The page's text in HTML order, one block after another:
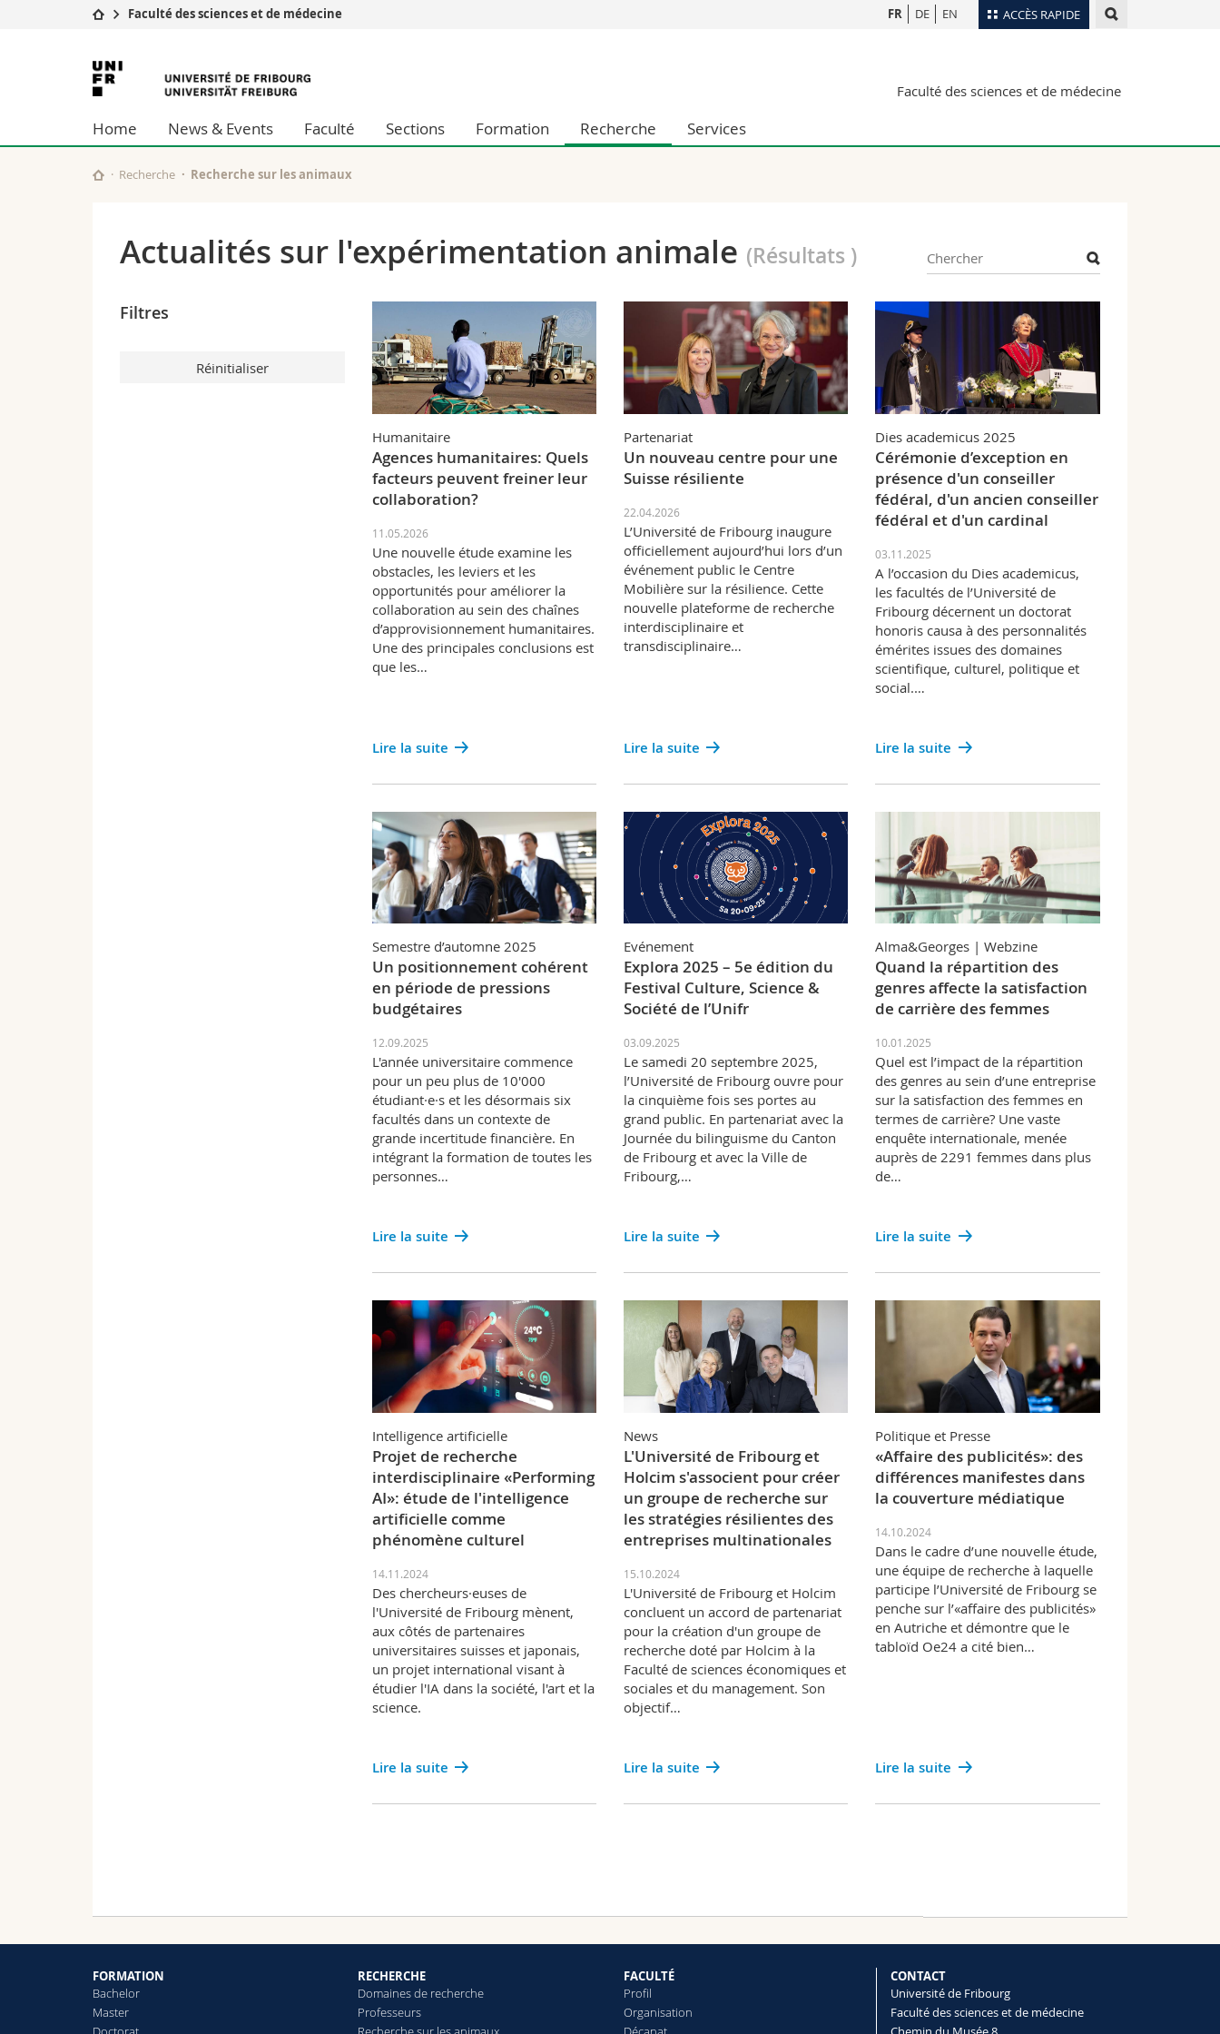
ACCÈS RAPIDE
Université
Recherche
Université
Formation continue
Sciences économiques et sociales et management
Lettres et sciences humaines
Sciences de l'éducation et de la formation
Médias
Chercheurs
Plan d'accès
Webmail
FR DE EN
Faculté des sciences et de médecine
Université
de
Fribourg
Faculté des sciences et de médecine
Home News & Events Faculté Sections Formation Recherche Services
Recherche Recherche sur les animaux
Actualités sur l'expérimentation animale (Résultats )
Filtres
Humanitaire
Agences humanitaires: Quels
facteurs peuvent freiner leur
collaboration?
11.05.2026
Une nouvelle étude examine les
obstacles, les leviers et les
opportunités pour améliorer la
collaboration au sein des chaînes
d’approvisionnement humanitaires.
Une des principales conclusions est
que les…
Lire la suite
Partenariat
Un nouveau centre pour une
Suisse résiliente
22.04.2026
L’Université de Fribourg inaugure
officiellement aujourd’hui lors d’un
événement public le Centre
Mobilière sur la résilience. Cette
nouvelle plateforme de recherche
interdisciplinaire et
transdisciplinaire…
Lire la suite
Dies academicus 2025
Cérémonie d’exception en
présence d'un conseiller
fédéral, d'un ancien conseiller
fédéral et d'un cardinal
03.11.2025
A l’occasion du Dies academicus,
les facultés de l’Université de
Fribourg décernent un doctorat
honoris causa à des personnalités
émérites issues des domaines
scientifique, culturel, politique et
social.…
Lire la suite
Semestre d’automne 2025
Un positionnement cohérent
en période de pressions
budgétaires
12.09.2025
L'année universitaire commence
pour un peu plus de 10'000
étudiant·e·s et les désormais six
facultés dans un contexte de
grande incertitude financière. En
intégrant la formation de toutes les
personnes…
Lire la suite
Evénement
Explora 2025 – 5e édition du
Festival Culture, Science &
Société de l’Unifr
03.09.2025
Le samedi 20 septembre 2025,
l’Université de Fribourg ouvre pour
la cinquième fois ses portes au
grand public. En partenariat avec la
Journée du bilinguisme du Canton
de Fribourg et avec la Ville de
Fribourg,…
Lire la suite
Alma&Georges | Webzine
Quand la répartition des
genres affecte la satisfaction
de carrière des femmes
10.01.2025
Quel est l’impact de la répartition
des genres au sein d’une entreprise
sur la satisfaction des femmes en
termes de carrière? Une vaste
enquête internationale, menée
auprès de 2291 femmes dans plus
de…
Lire la suite
Intelligence artificielle
Projet de recherche
interdisciplinaire «Performing
AI»: étude de l'intelligence
artificielle comme
phénomène culturel
14.11.2024
Des chercheurs·euses de
l'Université de Fribourg mènent,
aux côtés de partenaires
universitaires suisses et japonais,
un projet international visant à
étudier l'IA dans la société, l'art et la
science.
Lire la suite
News
L'Université de Fribourg et
Holcim s'associent pour créer
un groupe de recherche sur
les stratégies résilientes des
entreprises multinationales
15.10.2024
L'Université de Fribourg et Holcim
concluent un accord de partenariat
pour la création d'un groupe de
recherche doté par Holcim à la
Faculté de sciences économiques et
sociales et du management. Son
objectif…
Lire la suite
Politique et Presse
«Affaire des publicités»: des
différences manifestes dans
la couverture médiatique
14.10.2024
Dans le cadre d’une nouvelle étude,
une équipe de recherche à laquelle
participe l’Université de Fribourg se
penche sur l’«affaire des publicités»
en Autriche et démontre que le
tabloïd Oe24 a cité bien…
Lire la suite
FORMATION
Bachelor
Master
RECHERCHE
Domaines de recherche
Professeurs
FACULTÉ
Profil
Organisation
CONTACT
Université de Fribourg
Faculté des sciences et de médecine